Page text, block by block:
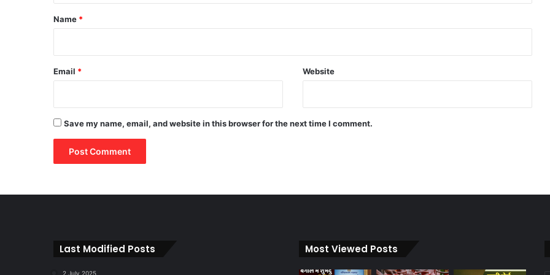
*
Name *
Email * Website
Save my name, email, and website in this browser for the next time I comment.
Last Modified Posts
2 July 2025
Most Viewed Posts